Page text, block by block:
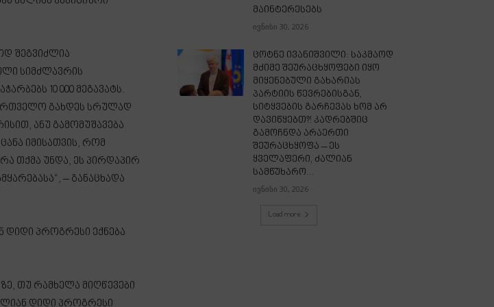
შეგვიძლია
სიმძლავრის
10 000 მეგავატს.
გახდეს სრულად
ანუ გამომუშავება
იმისათვის, რომ
თქმა უნდა, ეს პირდაპირ
– განაცხადა
დიდი პროგრესი ექნება
თუ რამხელა მიღწევები
დიდი პროგრესი
მაინტერესებს
ივნისი 30, 2026
ცოტნე ივანიშვილი: საკმაოდ
მძიმე შეურაცხყოფები იყო
მიყენებული გახარიას
პარტიის წევრებისგან,
სიტყვების გარჩევას ხომ არ
დავიწყებთ?! კადრებშიც
გამოჩნდა არაერთი
შეურაცხყოფა – ეს
ყველაფერი, ძალიან
სამწუხარო...
ივნისი 30, 2026
Load more